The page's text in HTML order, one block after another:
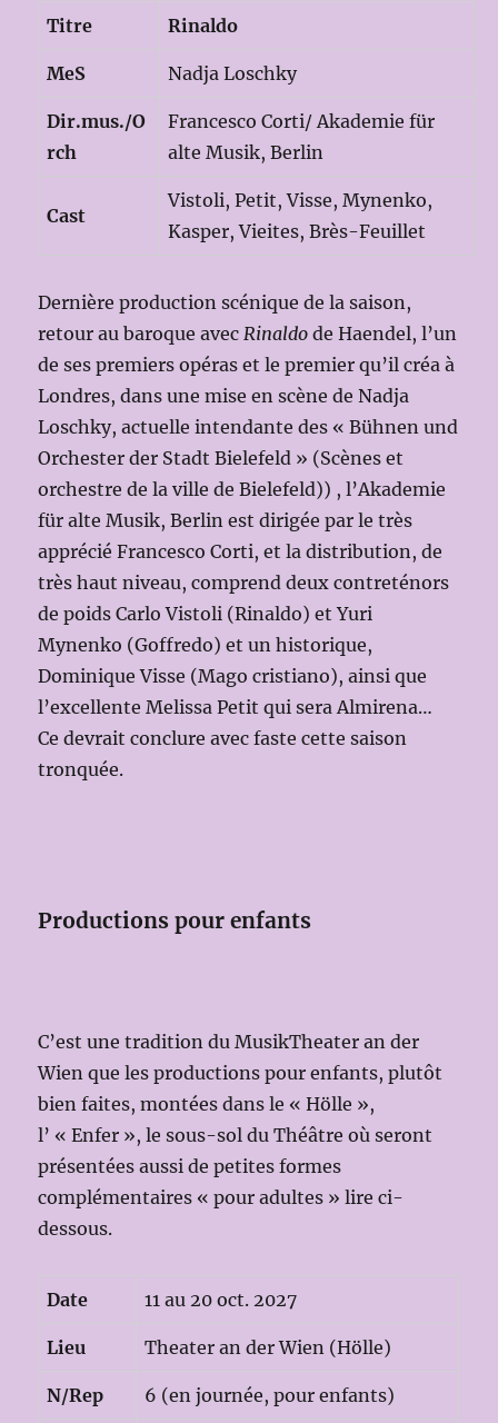
Titre Rinaldo
MeS Nadja Loschky
Dir.mus./O
rch
Francesco Corti/ Akademie für
alte Musik, Berlin
Cast
Vistoli, Petit, Visse, Mynenko,
Kasper, Vieites, Brès-Feuillet
Dernière production scénique de la saison,
retour au baroque avecRinaldo de Haendel, l’un
de ses premiers opéras et le premier qu’il créa à
Londres, dans une mise en scène de Nadja
Loschky, actuelle intendante des « Bühnen und
Orchester der Stadt Bielefeld » (Scènes et
orchestre de la ville de Bielefeld)) , l’Akademie
für alte Musik, Berlin est dirigée par le très
apprécié Francesco Corti, et la distribution, de
très haut niveau, comprend deux contreténors
de poids Carlo Vistoli (Rinaldo) et Yuri
Mynenko (Goffredo) et un historique,
Dominique Visse (Mago cristiano), ainsi que
l’excellente Melissa Petit qui sera Almirena…
Ce devrait conclure avec faste cette saison
tronquée.
Productions pour enfants
C’est une tradition du MusikTheater an der
Wien que les productions pour enfants, plutôt
bien faites, montées dans le « Hölle »,
l’ « Enfer », le sous-sol du Théâtre où seront
présentées aussi de petites formes
complémentaires « pour adultes » lire ci-
dessous.
Date 11 au 20 oct. 2027
Lieu Theater an der Wien (Hölle)
N/Rep 6 (en journée, pour enfants)